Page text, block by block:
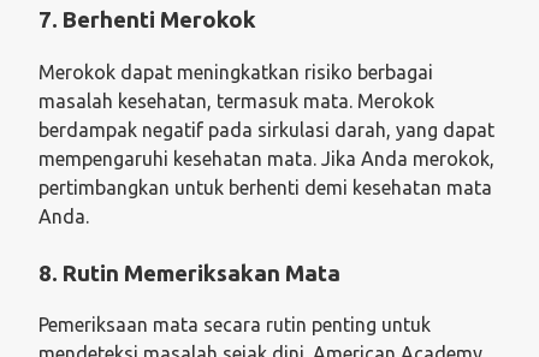
7. Berhenti Merokok
Merokok dapat meningkatkan risiko berbagai
masalah kesehatan, termasuk mata. Merokok
berdampak negatif pada sirkulasi darah, yang dapat
mempengaruhi kesehatan mata. Jika Anda merokok,
pertimbangkan untuk berhenti demi kesehatan mata
Anda.
8. Rutin Memeriksakan Mata
Pemeriksaan mata secara rutin penting untuk